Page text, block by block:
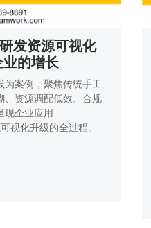
发资源可视化
的增长
为案例，聚焦传统手工
、资源调配低效、合规
现企业应用
视化升级的全过程。